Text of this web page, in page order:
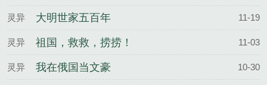
灵异 大明世家五百年 11-19
灵异 祖国，救救，捞捞！ 11-03
灵异 我在俄国当文豪 10-30